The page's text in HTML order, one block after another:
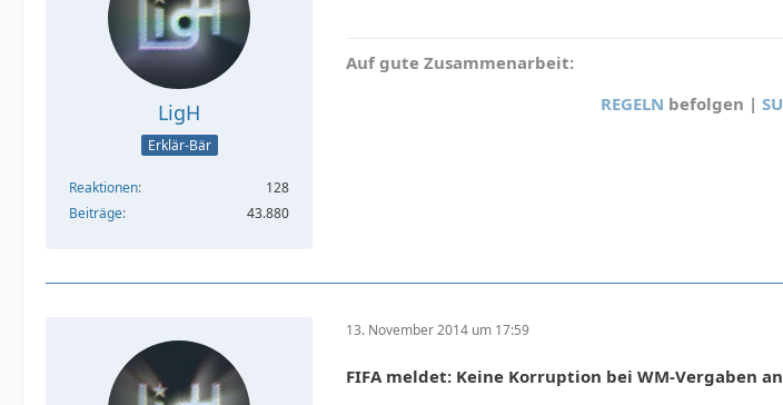
LigH
Erklär-Bär
Reaktionen
128
Beiträge
43.880
Auf gute Zusammenarbeit:
REGELN befolgen |
13. November 2014 um 17:59
FIFA meldet: Keine Korruption bei WM-Vergaben